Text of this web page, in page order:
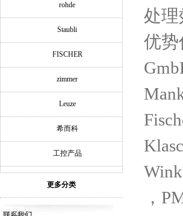
rohde
Staubli
FISCHER
zimmer
Leuze
希而科
工控产品
更多分类
处理
优势
，